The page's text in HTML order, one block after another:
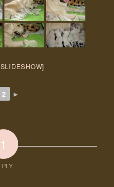
2 ►
1